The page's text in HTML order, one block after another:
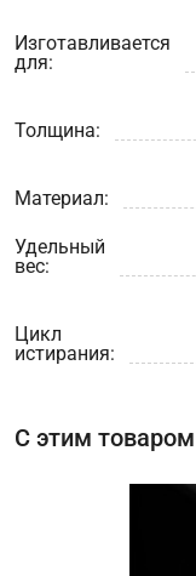
Изготавливается
для:
Толщина:
Материал:
Удельный
вес:
Цикл
истирания:
С этим